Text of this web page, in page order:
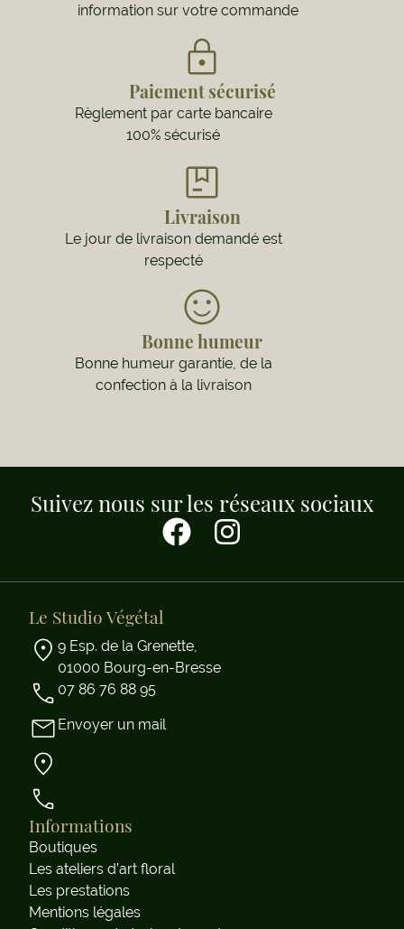
information sur votre commande
Paiement sécurisé
Règlement par carte bancaire
100% sécurisé
Livraison
Le jour de livraison demandé est
respecté
Bonne humeur
Bonne humeur garantie, de la
confection à la livraison
Suivez nous sur les réseaux sociaux
Le Studio Végétal
9 Esp. de la Grenette,
01000 Bourg-en-Bresse
07 86 76 88 95
Envoyer un mail
Informations
Boutiques
Les ateliers d’art floral
Les prestations
Mentions légales